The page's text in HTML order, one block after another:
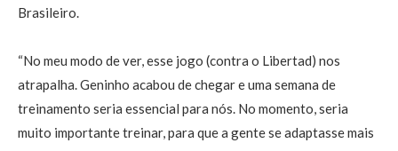
Brasileiro.
“No meu modo de ver, esse jogo (contra o Libertad) nos
atrapalha. Geninho acabou de chegar e uma semana de
treinamento seria essencial para nós. No momento, seria
muito importante treinar, para que a gente se adaptasse mais